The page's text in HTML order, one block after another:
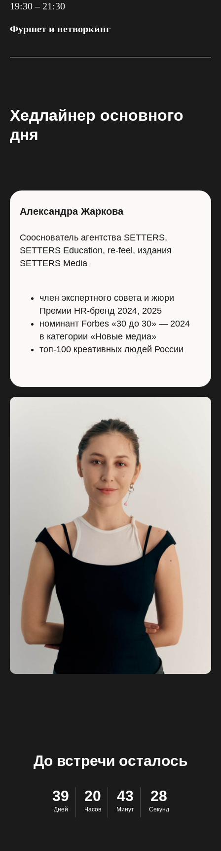
19:30 – 21:30
Фуршет и нетворкинг
Хедлайнер основного
дня
Александра Жаркова
Сооснователь агентства SETTERS,
SETTERS Education, re-feel, издания
SETTERS Media
член экспертного совета и жюри
Премии HR-бренд 2024, 2025
номинант Forbes «30 до 30» — 2024
в категории «Новые медиа»
топ-100 креативных людей России
До встречи осталось
39
Дней
20
Часов
43
Минут
27
Секунд